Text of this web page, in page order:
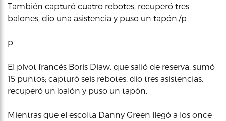
También capturó cuatro rebotes, recuperó tres
balones, dio una asistencia y puso un tapón./p
p
El pívot francés Boris Diaw, que salió de reserva, sumó
15 puntos; capturó seis rebotes, dio tres asistencias,
recuperó un balón y puso un tapón.
Mientras que el escolta Danny Green llegó a los once